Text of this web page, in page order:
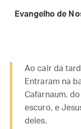
Evangelho de
Ao cair da
Entraram na
Cafarnaum,
escuro, e
deles.